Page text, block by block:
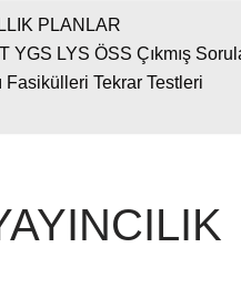
PLANLAR
YGS LYS ÖSS Çıkmış
Fasikülleri Tekrar Testleri